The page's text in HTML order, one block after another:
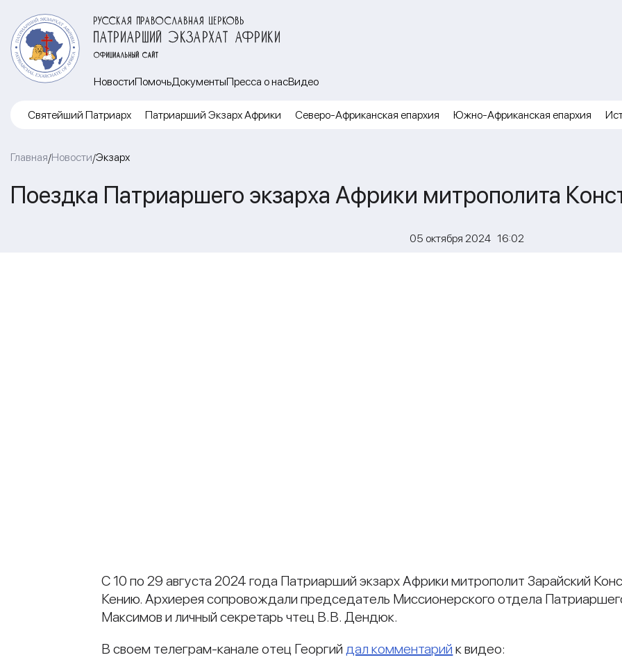
РУССКАЯ ПРАВОСЛАВНАЯ ЦЕРКОВЬ
ПАТРИАРШИЙ ЭКЗАРХАТ АФРИКИ
ОФИЦИАЛЬНЫЙ САЙТ
НовостиПомочьДокументыПресса о насВидео
Cвятейший Патриарх Патриарший Экзарх Африки Северо-Африканская епархия Южно-Африканская епархия
Главная/Новости/Экзарх
Поездка Патриаршего экзарха Африки митрополита
05 октября 2024 16:02
С 10 по 29 августа 2024 года Патриарший экзарх Африки митрополит Зарайский
Кению. Архиерея сопровождали председатель Миссионерского отдела
Максимов и личный секретарь чтец В.В. Дендюк.
В своем телеграм-канале отец Георгий дал комментарий к видео: